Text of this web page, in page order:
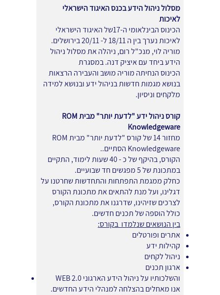
מסלול ניהול הידע בכנס האיגוד הישראלי
לאיכות
הכינוס הבינלאומי ה-17של האיגוד הישראלי
לאיכות נערך בין ה 18/11 ל- 20/11 בירושלים.
מוריה לוי, מנכ"ל רום, ניהלה את מסלול ניהול
הידע ביחד עם איציק דנה. במסגרת
הכינוס הנחיתה מוריה מושב והעבירה הרצאות
בנושא מגמות חדשות בניהול ידע ובנושא למידה
מלקחים וניסיון.
קורס ניהול ידע "לדעת יותר" מבית ROM
Knowledgeware
מחזור 14 של קורס "לדעת יותר" מבית ROM
Knowledgeware הסתיים..
הקורס, בהיקף של כ - 40 שעות לימוד, התקיים
במתכונת של 5 מפגשים חד שבועיים.
כחלק ממגמת התפתחות והתחדשות שחרטנו על
דגלינו, ועל מנת להתאים את מתכונת הקורס
לצרכים שזיהינו, שדרגנו את מתכונת הקורס,
כולל הוספה של תכנים חדשים.
בין הנושאים שנלמדו בקורס:
אתרים ופורטלים
קהילות ידע
ניהול לקחים
ארגון תכנים
WEB 2.0 והשלכותיו על ניהול הידע הארגוני
אנו מאחלים בהצלחה למנהלי הידע החדשים.